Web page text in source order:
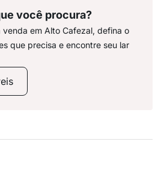
você procura?
venda em Alto Cafezal, defina o
que precisa e encontre seu lar